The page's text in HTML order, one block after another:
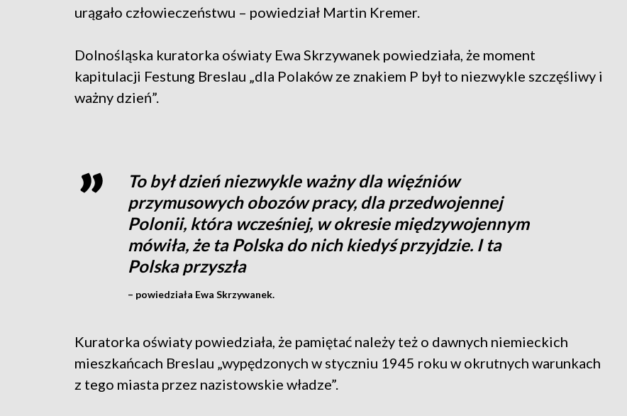
urągało człowieczeństwu – powiedział Martin Kremer.
Dolnośląska kuratorka oświaty Ewa Skrzywanek powiedziała, że moment
kapitulacji Festung Breslau „dla Polaków ze znakiem P był to niezwykle szczęśliwy i
ważny dzień”.
To był dzień niezwykle ważny dla więźniów
przymusowych obozów pracy, dla przedwojennej
Polonii, która wcześniej, w okresie międzywojennym
mówiła, że ta Polska do nich kiedyś przyjdzie. I ta
Polska przyszła
– powiedziała Ewa Skrzywanek.
Kuratorka oświaty powiedziała, że pamiętać należy też o dawnych niemieckich
mieszkańcach Breslau „wypędzonych w styczniu 1945 roku w okrutnych warunkach
z tego miasta przez nazistowskie władze”.